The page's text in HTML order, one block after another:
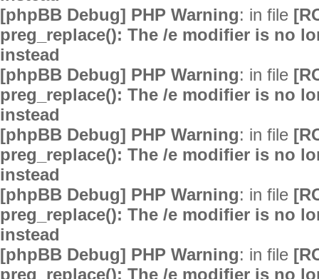
[phpBB Debug] PHP Warning: in file
preg_replace(): The /e modifier is no
instead
[phpBB Debug] PHP Warning: in file
preg_replace(): The /e modifier is no
instead
[phpBB Debug] PHP Warning: in file
preg_replace(): The /e modifier is no
instead
[phpBB Debug] PHP Warning: in file
preg_replace(): The /e modifier is no
instead
[phpBB Debug] PHP Warning: in file
preg_replace(): The /e modifier is no